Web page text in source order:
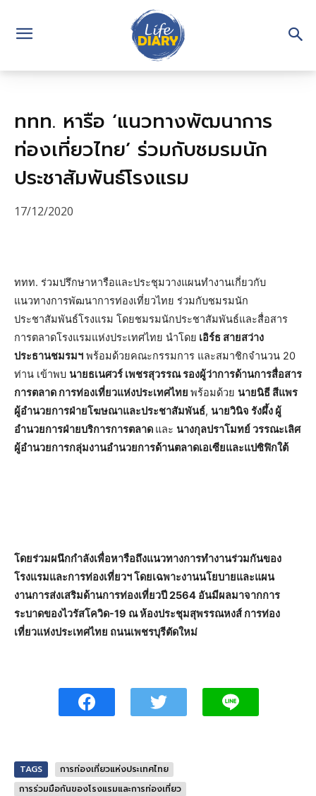
ททท. หารือ ‘แนวทางพัฒนาการ
ท่องเที่ยวไทย’ ร่วมกับชมรมนัก
ประชาสัมพันธ์โรงแรม
17/12/2020
ททท. ร่วมปรึกษาหารือและประชุมวางแผนทำงานเกี่ยวกับ
แนวทางการพัฒนาการท่องเที่ยวไทย ร่วมกับชมรมนัก
ประชาสัมพันธ์โรงแรม โดยชมรมนักประชาสัมพันธ์และสื่อสาร
การตลาดโรงแรมแห่งประเทศไทย นำโดย เอิร์ธ สายสว่าง
ประธานชมรมฯ พร้อมด้วยคณะกรรมการ และสมาชิกจำนวน 20
ท่าน เข้าพบ นายธเนศวร์ เพชรสุวรรณ รองผู้ว่าการด้านการสื่อสาร
การตลาด การท่องเที่ยวแห่งประเทศไทย พร้อมด้วย นายนิธี สีแพร
ผู้อำนวยการฝ่ายโฆษณาและประชาสัมพันธ์, นายวินิจ รังผึ้ง ผู้
อำนวยการฝ่ายบริการการตลาด และ นางกุลปราโมทย์ วรรณะเลิศ
ผู้อำนวยการกลุ่มงานอำนวยการด้านตลาดเอเซียและแปซิฟิกใต้
โดยร่วมผนึกกำลังเพื่อหารือถึงแนวทางการทำงานร่วมกันของ
โรงแรมและการท่องเที่ยวฯ โดยเฉพาะงานนโยบายและแผน
งานการส่งเสริมด้านการท่องเที่ยวปี 2564 อันมีผลมาจากการ
ระบาดของไวรัสโควิด-19 ณ ห้องประชุมสุพรรณหงส์ การท่อง
เที่ยวแห่งประเทศไทย ถนนเพชรบุรีตัดใหม่
TAGS
การท่องเที่ยวแห่งประเทศไทย
การร่วมมือกันของโรงแรมและการท่องเที่ยว